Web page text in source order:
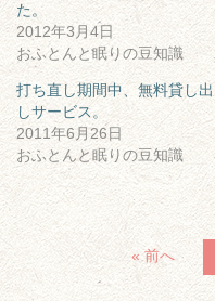
た。
2012年3月4日
おふとんと眠りの豆知識
打ち直し期間中、無料貸し出
しサービス。
2011年6月26日
おふとんと眠りの豆知識
« 前へ